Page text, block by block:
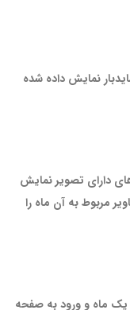
نمایش داده شده
دارای تصویر نمایش
مربوط به آن ماه را
یک ماه و ورود به صفحه